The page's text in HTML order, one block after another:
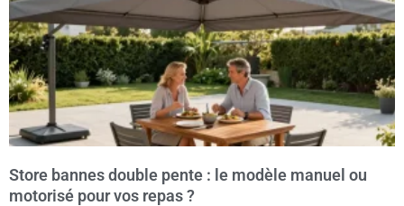
Store bannes double pente : le modèle manuel ou
motorisé pour vos repas ?